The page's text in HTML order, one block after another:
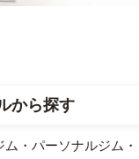
から探す
・パーソナルジム